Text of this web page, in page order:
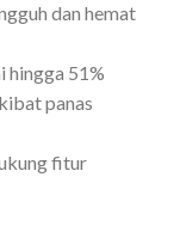
dan hemat
hingga 51%
panas
fitur